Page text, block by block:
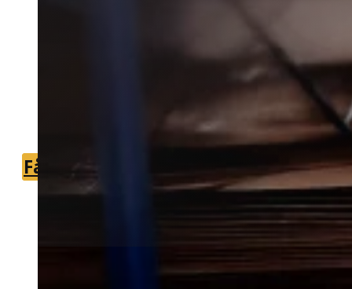
Få hjælp til hvepsebekæmpelse i
Langeskov, når hvepse eller en rede
skaber utryghed ved hjemmet.
Vi forbinder dig med en lokal partner,
så du får en tryg og enkel løsning.
Få et tilbud +45 51 90 85 46